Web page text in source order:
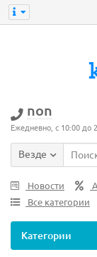
non
Ежедневно, с 10:00 до
Везде
Новости
Все категории
Категории